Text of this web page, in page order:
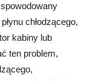
chłodzącego,
kabiny lub
ten problem,